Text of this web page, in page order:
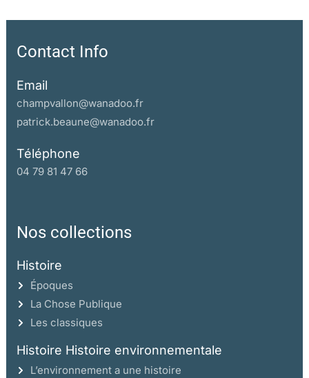
Contact Info
Email
champvallon@wanadoo.fr
patrick.beaune@wanadoo.fr
Téléphone
04 79 81 47 66
Nos collections
Histoire
Époques
La Chose Publique
Les classiques
Histoire Histoire environnementale
L’environnement a une histoire